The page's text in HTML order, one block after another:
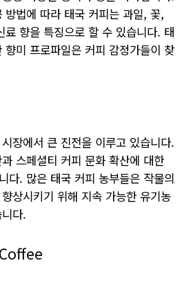
방법에 따라 태국 커피는 과일, 꽃,
료 향을 특징으로 할 수 있습니다. 태
미 프로파일은 커피 감정가들이 찾
장에서 큰 진전을 이루고 있습니다.
스페셜티 커피 문화 확산에 대한
다. 많은 태국 커피 농부들은 작물의
상시키기 위해 지속 가능한 유기농
다.